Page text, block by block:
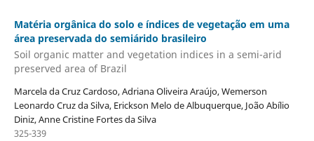
Matéria orgânica do solo e índices de vegetação em uma
área preservada do semiárido brasileiro
Soil organic matter and vegetation indices in a semi-arid
preserved area of Brazil
Marcela da Cruz Cardoso, Adriana Oliveira Araújo, Wemerson
Leonardo Cruz da Silva, Erickson Melo de Albuquerque, João Abílio
Diniz, Anne Cristine Fortes da Silva
325-339